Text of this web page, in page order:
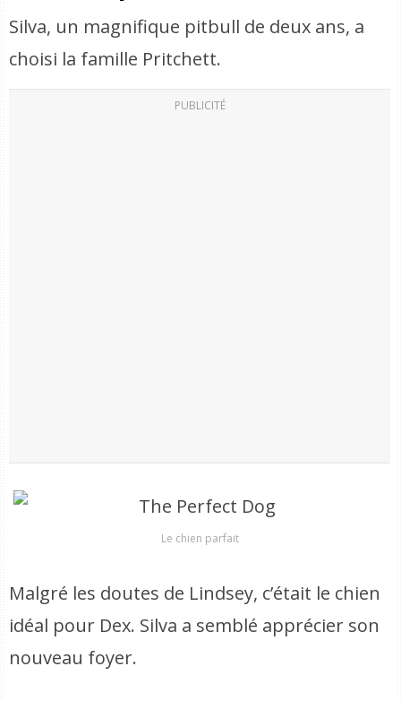
Silva, un magnifique pitbull de deux ans, a
choisi la famille Pritchett.
PUBLICITÉ
Le chien parfait
Malgré les doutes de Lindsey, c’était le chien
idéal pour Dex. Silva a semblé apprécier son
nouveau foyer.